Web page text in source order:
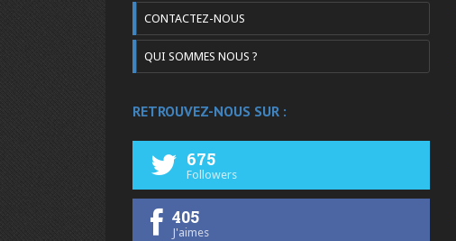
CONTACTEZ-NOUS
QUI SOMMES NOUS ?
RETROUVEZ-NOUS SUR :
675
Followers
405
J'aimes